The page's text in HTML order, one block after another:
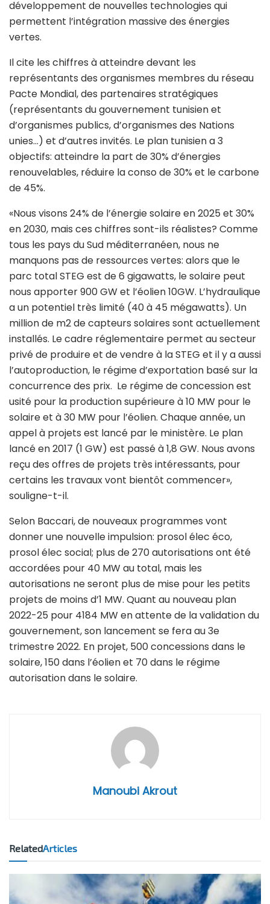
développement de nouvelles technologies qui
permettent l’intégration massive des énergies
vertes.
Il cite les chiffres à atteindre devant les
représentants des organismes membres du réseau
Pacte Mondial, des partenaires stratégiques
(représentants du gouvernement tunisien et
d’organismes publics, d’organismes des Nations
unies…) et d’autres invités. Le plan tunisien a 3
objectifs: atteindre la part de 30% d’énergies
renouvelables, réduire la conso de 30% et le carbone
de 45%.
«Nous visons 24% de l’énergie solaire en 2025 et 30%
en 2030, mais ces chiffres sont-ils réalistes? Comme
tous les pays du Sud méditerranéen, nous ne
manquons pas de ressources vertes: alors que le
parc total STEG est de 6 gigawatts, le solaire peut
nous apporter 900 GW et l’éolien 10GW. L’hydraulique
a un potentiel très limité (40 à 45 mégawatts). Un
million de m2 de capteurs solaires sont actuellement
installés. Le cadre réglementaire permet au secteur
privé de produire et de vendre à la STEG et il y a aussi
l’autoproduction, le régime d’exportation basé sur la
concurrence des prix. Le régime de concession est
usité pour la production supérieure à 10 MW pour le
solaire et à 30 MW pour l’éolien. Chaque année, un
appel à projets est lancé par le ministère. Le plan
lancé en 2017 (1 GW) est passé à 1,8 GW. Nous avons
reçu des offres de projets très intéressants, pour
certains les travaux vont bientôt commencer»,
souligne-t-il.
Selon Baccari, de nouveaux programmes vont
donner une nouvelle impulsion: prosol élec éco,
prosol élec social; plus de 270 autorisations ont été
accordées pour 40 MW au total, mais les
autorisations ne seront plus de mise pour les petits
projets de moins d’1 MW. Quant au nouveau plan
2022-25 pour 4184 MW en attente de la validation du
gouvernement, son lancement se fera au 3e
trimestre 2022. En projet, 500 concessions dans le
solaire, 150 dans l’éolien et 70 dans le régime
autorisation dans le solaire.
Manoubi Akrout
RelatedArticles